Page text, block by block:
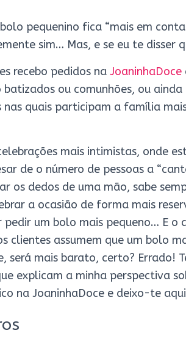
pequenino fica “mais em
sim… Mas, e se eu te disser
recebo pedidos na JoaninhaDoce
ou comunhões, ou
nas quais participam a família
mais intimistas, onde
de o número de pessoas a
os dedos de uma mão, sabe
a ocasião de forma mais
pedir um bolo mais pequeno… E o
clientes assumem que um bolo
será mais barato, certo? Errado!
explicam a minha perspectiva
na JoaninhaDoce e deixo-te